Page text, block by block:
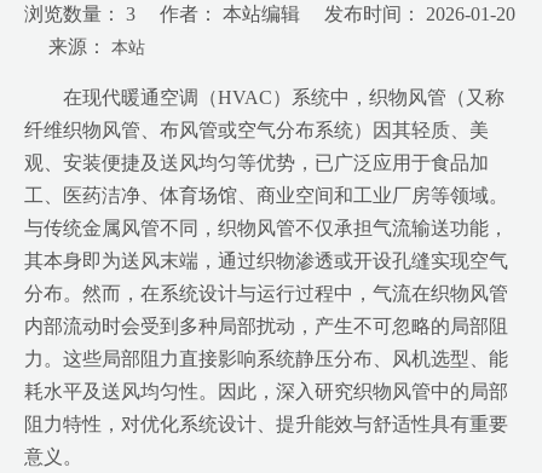
浏览数量： 3 作者： 本站编辑 发布时间： 2026-01-20
来源： 本站
["wechat","weibo","qzone","douban","email"]
在现代暖通空调（HVAC）系统中，织物风管（又称
纤维织物风管、布风管或空气分布系统）因其轻质、美
观、安装便捷及送风均匀等优势，已广泛应用于食品加
工、医药洁净、体育场馆、商业空间和工业厂房等领域。
与传统金属风管不同，织物风管不仅承担气流输送功能，
其本身即为送风末端，通过织物渗透或开设孔缝实现空气
分布。然而，在系统设计与运行过程中，气流在织物风管
内部流动时会受到多种局部扰动，产生不可忽略的局部阻
力。这些局部阻力直接影响系统静压分布、风机选型、能
耗水平及送风均匀性。因此，深入研究织物风管中的局部
阻力特性，对优化系统设计、提升能效与舒适性具有重要
意义。